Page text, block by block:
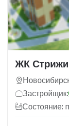
ЖК Стрижи
Застройщик:
Состояние: